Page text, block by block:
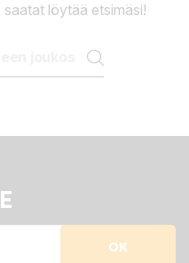
löytää etsimäsi!